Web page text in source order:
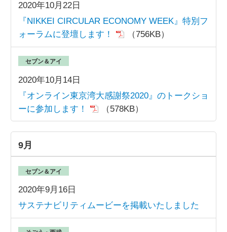
2020年10月22日
『NIKKEI CIRCULAR ECONOMY WEEK』特別フ
ォーラムに登壇します！
（756KB）
2020年10月14日
セブン＆アイ
『オンライン東京湾大感謝祭2020』のトークショ
ーに参加します！
（578KB）
9月
2020年9月16日
セブン＆アイ
サステナビリティムービーを掲載いたしました